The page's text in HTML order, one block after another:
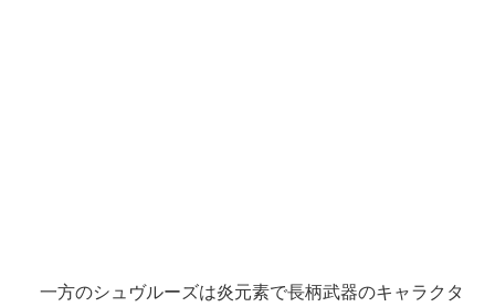
一方のシュヴルーズは炎元素で長柄武器のキャラクタ